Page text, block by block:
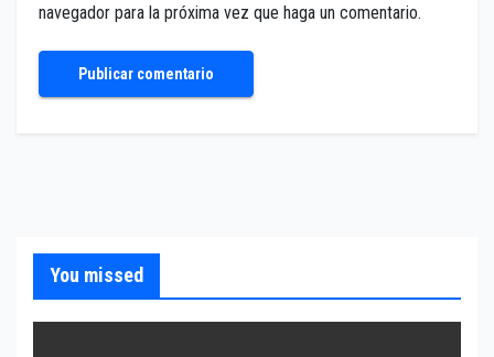
navegador para la próxima vez que haga un comentario.
You missed